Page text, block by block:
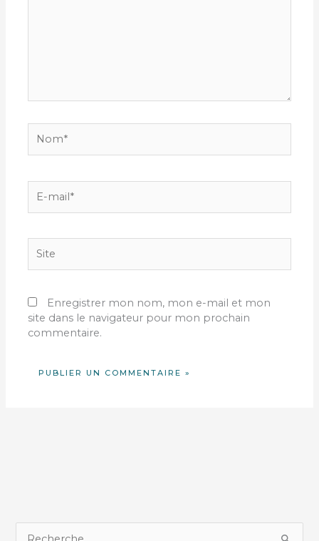
mail*
Enregistrer mon nom, mon e-mail et mon
site dans le navigateur pour mon prochain
commentaire.